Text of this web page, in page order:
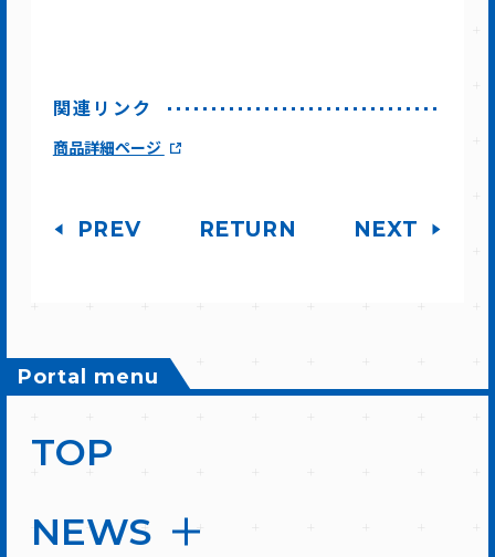
関連リンク
商品詳細ページ
PREV RETURN NEXT
Portal menu
TOP
NEWS